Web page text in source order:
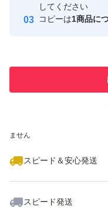
取引実績
ません
スピード＆安心発送
スピード発送
してください
コピーは1商品に